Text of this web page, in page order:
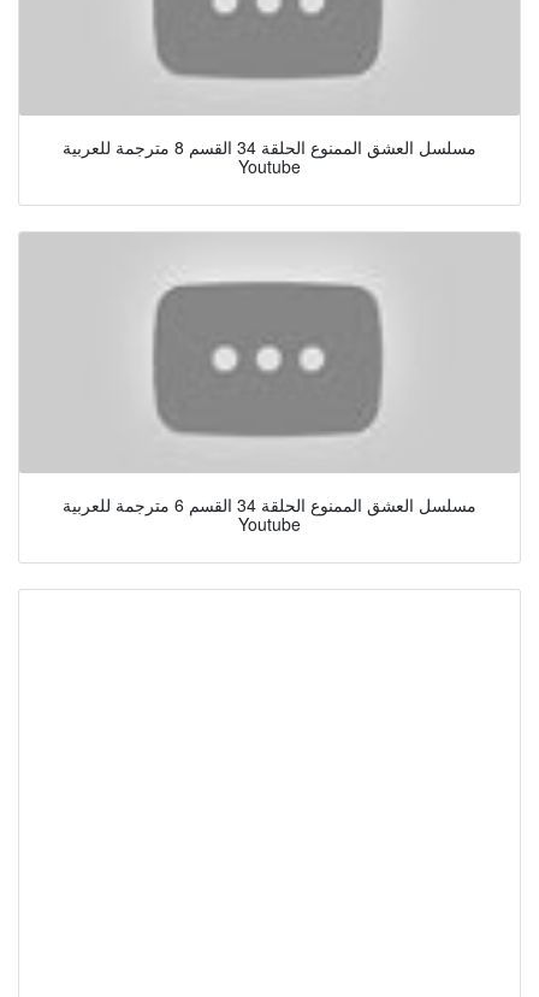
مسلسل العشق الممنوع الحلقة 34 القسم 8 مترجمة للعربية
Youtube
مسلسل العشق الممنوع الحلقة 34 القسم 6 مترجمة للعربية
Youtube